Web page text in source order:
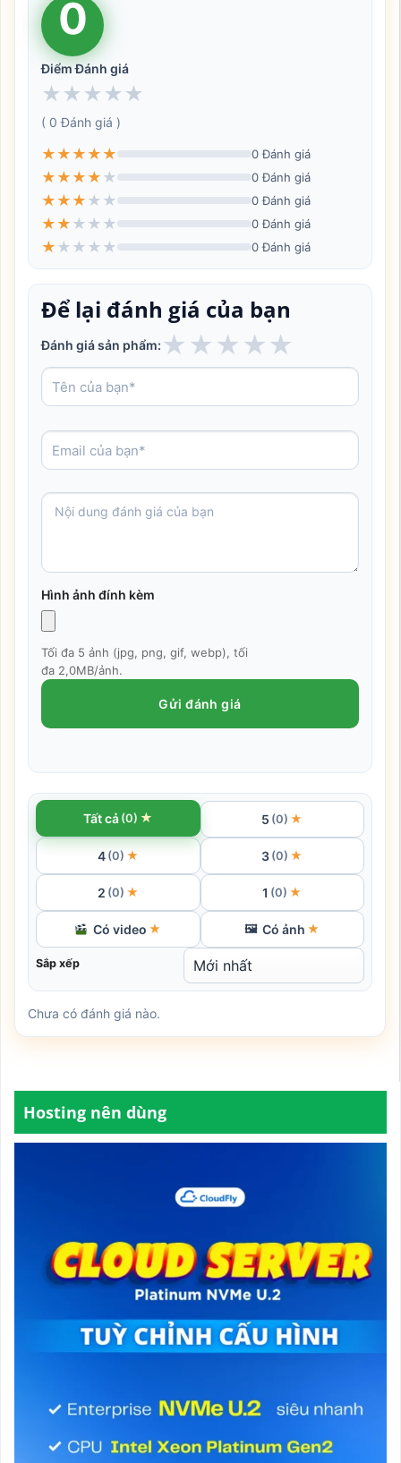
0
Điểm Đánh giá
★ ★ ★ ★ ★
( 0 Đánh giá )
★ ★ ★ ★ ★ 0 Đánh giá
★ ★ ★ ★ ★ 0 Đánh giá
★ ★ ★ ★ ★ 0 Đánh giá
★ ★ ★ ★ ★ 0 Đánh giá
★ ★ ★ ★ ★ 0 Đánh giá
Để lại đánh giá của bạn
Đánh giá sản phẩm: ★ ★ ★ ★★
Hình ảnh đính kèm
Tối đa 5 ảnh (jpg, png, gif, webp), tối
đa 2,0MB/ảnh.
Gửi đánh giá
Tất cả (0) ★ 5 (0) ★
4 (0) ★ 3 (0) ★
2 (0) ★ 1 (0) ★
Có video ★ 🖼 Có ảnh ★
Sắp xếp
Chưa có đánh giá nào.
Hosting nên dùng